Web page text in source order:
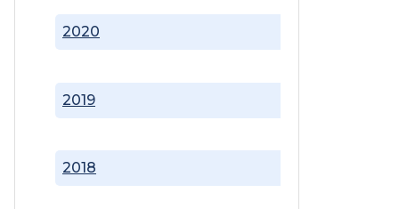
2018
2019
2020